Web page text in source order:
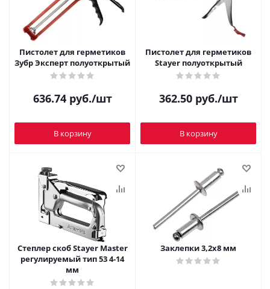
Пистолет для герметиков
Зубр Эксперт полуоткрытый
636.74руб./шт
В корзину
Пистолет для герметиков
Stayer полуоткрытый
362.50руб./шт
В корзину
Степлер скоб Stayer Master
регулируемый тип 53 4-14
мм
Заклепки 3,2х8 мм